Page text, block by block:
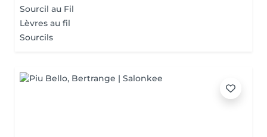
Sourcil au Fil
Lèvres au fil
Sourcils